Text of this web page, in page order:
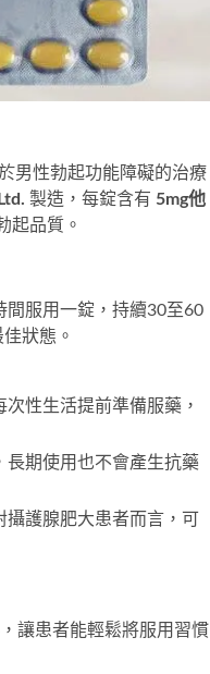
男性勃起功能障礙的治療
製造，每錠含有 5mg他
起品質。
間服用一錠，持續30至60
狀態。
性生活提前準備服藥，
期使用也不會產生抗藥
護腺肥大患者而言，可
讓患者能輕鬆將服用習慣